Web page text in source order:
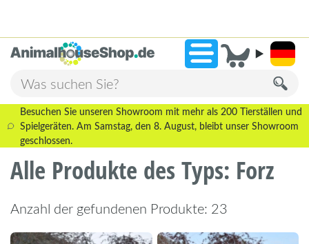
»2.238 Bewertungen!
Besuchen Sie unseren Showroom mit mehr als 200 Tierställen und
Spielgeräten. Am Samstag, den 8. August, bleibt unser Showroom
geschlossen.
Alle Produkte des Typs: Forz
Anzahl der gefundenen Produkte: 23